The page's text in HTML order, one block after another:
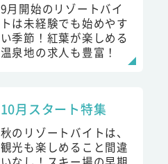
9月開始のリゾートバイ
トは未経験でも始めやす
い季節！紅葉が楽しめる
温泉地の求人も豊富！
10月スタート特集
秋のリゾートバイトは、
観光も楽しめること間違